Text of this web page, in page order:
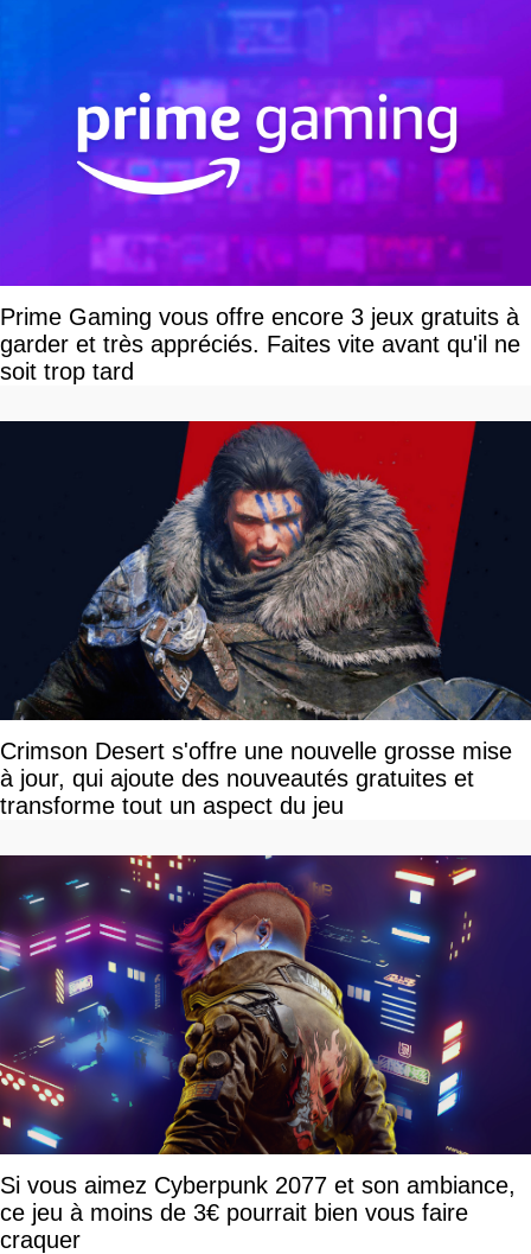
Prime Gaming vous offre encore 3 jeux gratuits à
garder et très appréciés. Faites vite avant qu'il ne
soit trop tard
Crimson Desert s'offre une nouvelle grosse mise
à jour, qui ajoute des nouveautés gratuites et
transforme tout un aspect du jeu
Si vous aimez Cyberpunk 2077 et son ambiance,
ce jeu à moins de 3€ pourrait bien vous faire
craquer